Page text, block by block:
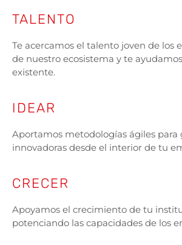
TALENTO
Te acercamos el talento joven de los
de nuestro ecosistema y te
existente.
IDEAR
Aportamos metodologías ágiles para
innovadoras desde el interior de tu
CRECER
Apoyamos el crecimiento de tu
potenciando las capacidades de los